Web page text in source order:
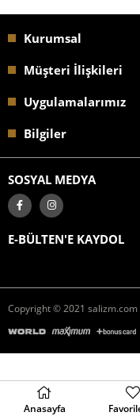
Kurumsal
Müşteri İlişkileri
Uygulamalarımız
Bilgiler
SOSYAL MEDYA
E-BÜLTEN'E KAYDOL
Copyright © 2021 salizm.com
Anasayfa